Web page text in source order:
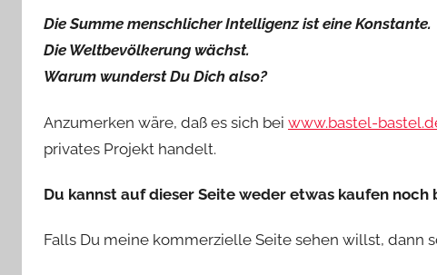
Die Summe menschlicher Intelligenz ist eine Konstante.
Die Weltbevölkerung wächst.
Warum wunderst Du Dich also?
Anzumerken wäre, daß es sich bei www.bastel-
privates Projekt handelt.
Du kannst auf dieser Seite weder etwas kaufen noch
Falls Du meine kommerzielle Seite sehen willst, dann